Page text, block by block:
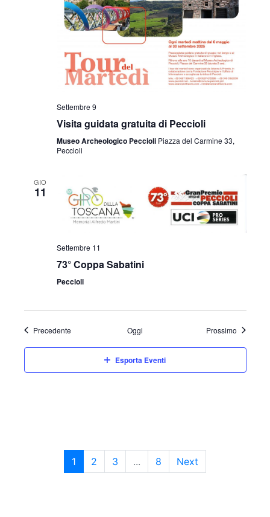
Settembre 9
Visita guidata gratuita di Peccioli
Museo Archeologico Peccioli Piazza del Carmine 33,
Peccioli
GIO
11
Settembre 11
73° Coppa Sabatini
Peccioli
PrecedenteEventi Oggi Prossimo Eventi
Esporta Eventi
1 2 3 ... 8 Next